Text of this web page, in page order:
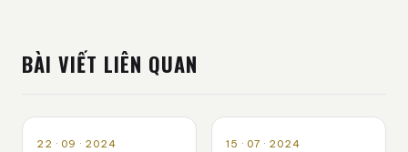
BÀI VIẾT LIÊN QUAN
TIN TỨC
22 · 09 · 2024 TIN TỨC
15 · 07 · 2024